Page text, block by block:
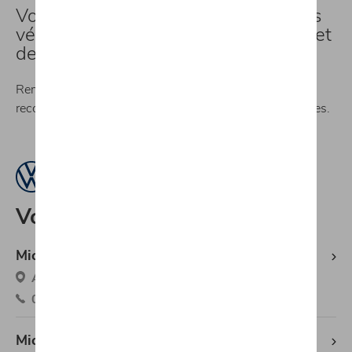
Vous souhaitez en savoir plus sur nos
véhicules neufs en région de Namur et
de Charleroi ?
Remplissez ce formulaire sans engagement afin d’être
recontacté par l’un de nos conseillers dans les 24 heures.
Volkswagen
Michaël Mazuin Fleurus Volkswagen
Avenue Du Marquis 1 (Zon.Ind), 6220 Fleurus
071/88.00.88
Michaël Mazuin Fosses-la-Ville Volkswagen